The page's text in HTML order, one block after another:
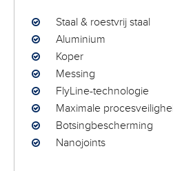
Staal & roestvrij staal
Aluminium
Koper
Messing
FlyLine-technologie
Maximale
Botsingbescherming
Nanojoints